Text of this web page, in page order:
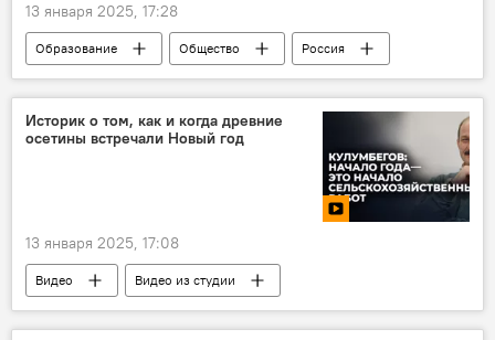
13 января 2025, 17:28
Образование Общество Россия
Историк о том, как и когда древние
осетины встречали Новый год
13 января 2025, 17:08
Видео
Видео из студии
Южная Осетия
Новый год